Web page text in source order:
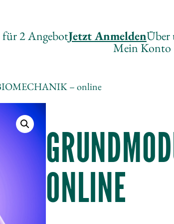
für 2 AngebotJetzt AnmeldenÜber
Mein Konto
– online
ONLINE